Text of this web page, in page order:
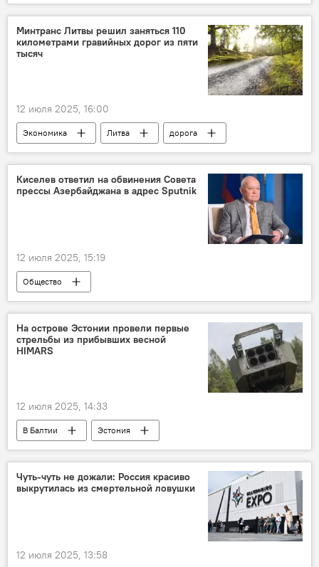
Минтранс Литвы решил заняться 110
километрами гравийных дорог из пяти
тысяч
12 июля 2025, 16:00
Экономика Литва дорога
Киселев ответил на обвинения Совета
прессы Азербайджана в адрес Sputnik
12 июля 2025, 15:19
Общество
Ситуация со Sputnik Азербайджан
Азербайджан
Россия
На острове Эстонии провели первые
стрельбы из прибывших весной
HIMARS
12 июля 2025, 14:33
В Балтии
Эстония
Балтийское море
Чуть-чуть не дожали: Россия красиво
выкрутилась из смертельной ловушки
12 июля 2025, 13:58